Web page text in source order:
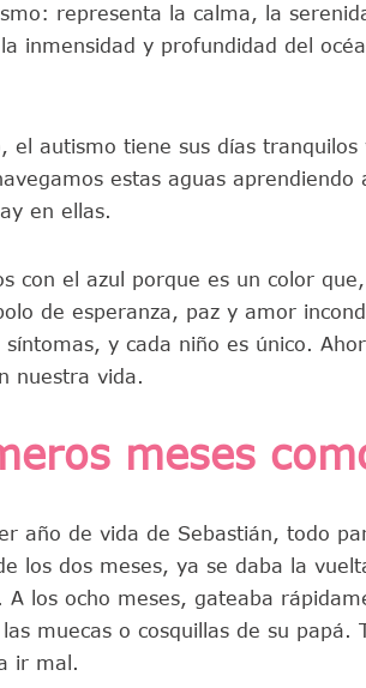
representa la calma, la
inmensidad y profundidad del
el autismo tiene sus días
estas aguas
en ellas.
con el azul porque es un color
de esperanza, paz y amor
y cada niño es único.
nuestra vida.
meses
año de vida de Sebastián, todo
los dos meses, ya se daba la
los ocho meses, gateaba
muecas o cosquillas de su papá.
ir mal.